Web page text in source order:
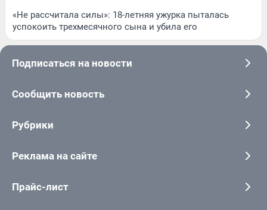
«Не рассчитала силы»: 18-летняя ужурка пыталась
успокоить трехмесячного сына и убила его
Подписаться на новости
Сообщить новость
Рубрики
Реклама на сайте
Прайс-лист